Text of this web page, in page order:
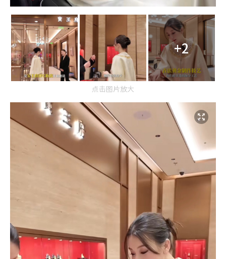
+2
点击图片放大